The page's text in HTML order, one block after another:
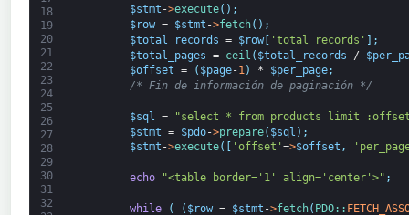
18
19
20
21
22
23
24
25
26
27
28
29
30
31
32
$stmt ->execute( ) ;
$row = $stmt ->fetch( ) ;
$total_records = $row[ 'total_records' ] ;
$total_pages = ceil ( $total_records /
$offset = ( $page-1) * $per_page;
/* Fin de información de paginación */
$sql =
"select * from products limit
$stmt = $pdo->prepare( $sql ) ;
$stmt ->execute( 'offset' =>$offset ,
echo "<table border='1' align='center'>" ;
while ( ( $row = $stmt ->fetch( PDO::